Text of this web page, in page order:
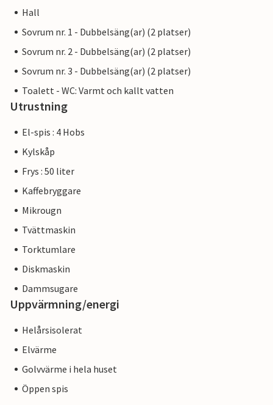
Hall
Sovrum nr. 1 - Dubbelsäng(ar) (2 platser)
Sovrum nr. 2 - Dubbelsäng(ar) (2 platser)
Sovrum nr. 3 - Dubbelsäng(ar) (2 platser)
Toalett - WC: Varmt och kallt vatten
Utrustning
El-spis : 4 Hobs
Kylskåp
Frys : 50 liter
Kaffebryggare
Mikrougn
Tvättmaskin
Torktumlare
Diskmaskin
Dammsugare
Uppvärmning/energi
Helårsisolerat
Elvärme
Golvvärme i hela huset
Öppen spis